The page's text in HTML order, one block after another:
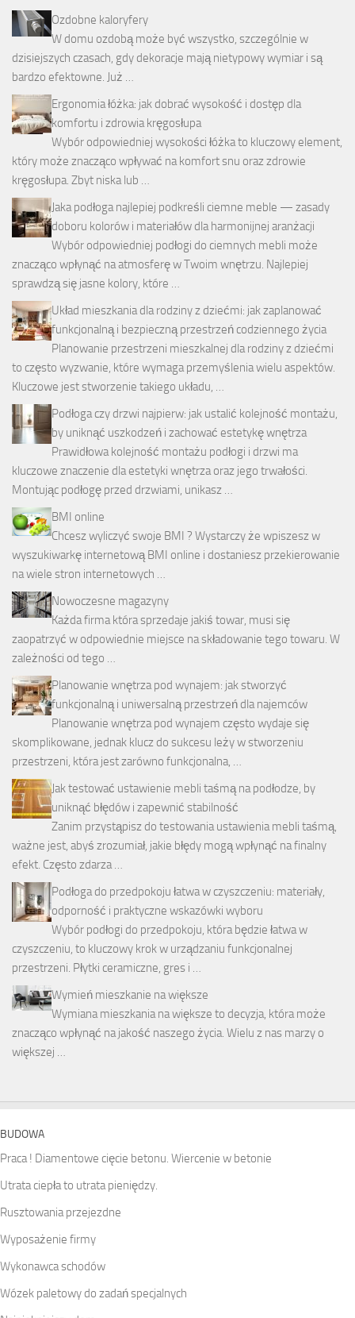
Ozdobne kaloryfery
W domu ozdobą może być wszystko, szczególnie w
dzisiejszych czasach, gdy dekoracje mają nietypowy wymiar i są
bardzo efektowne. Już …
Ergonomia łóżka: jak dobrać wysokość i dostęp dla
komfortu i zdrowia kręgosłupa
Wybór odpowiedniej wysokości łóżka to kluczowy element,
który może znacząco wpływać na komfort snu oraz zdrowie
kręgosłupa. Zbyt niska lub …
Jaka podłoga najlepiej podkreśli ciemne meble — zasady
doboru kolorów i materiałów dla harmonijnej aranżacji
Wybór odpowiedniej podłogi do ciemnych mebli może
znacząco wpłynąć na atmosferę w Twoim wnętrzu. Najlepiej
sprawdzą się jasne kolory, które …
Układ mieszkania dla rodziny z dziećmi: jak zaplanować
funkcjonalną i bezpieczną przestrzeń codziennego życia
Planowanie przestrzeni mieszkalnej dla rodziny z dziećmi
to często wyzwanie, które wymaga przemyślenia wielu aspektów.
Kluczowe jest stworzenie takiego układu, …
Podłoga czy drzwi najpierw: jak ustalić kolejność montażu,
by uniknąć uszkodzeń i zachować estetykę wnętrza
Prawidłowa kolejność montażu podłogi i drzwi ma
kluczowe znaczenie dla estetyki wnętrza oraz jego trwałości.
Montując podłogę przed drzwiami, unikasz …
BMI online
Chcesz wyliczyć swoje BMI ? Wystarczy że wpiszesz w
wyszukiwarkę internetową BMI online i dostaniesz przekierowanie
na wiele stron internetowych …
Nowoczesne magazyny
Każda firma która sprzedaje jakiś towar, musi się
zaopatrzyć w odpowiednie miejsce na składowanie tego towaru. W
zależności od tego …
Planowanie wnętrza pod wynajem: jak stworzyć
funkcjonalną i uniwersalną przestrzeń dla najemców
Planowanie wnętrza pod wynajem często wydaje się
skomplikowane, jednak klucz do sukcesu leży w stworzeniu
przestrzeni, która jest zarówno funkcjonalna, …
Jak testować ustawienie mebli taśmą na podłodze, by
uniknąć błędów i zapewnić stabilność
Zanim przystąpisz do testowania ustawienia mebli taśmą,
ważne jest, abyś zrozumiał, jakie błędy mogą wpłynąć na finalny
efekt. Często zdarza …
Podłoga do przedpokoju łatwa w czyszczeniu: materiały,
odporność i praktyczne wskazówki wyboru
Wybór podłogi do przedpokoju, która będzie łatwa w
czyszczeniu, to kluczowy krok w urządzaniu funkcjonalnej
przestrzeni. Płytki ceramiczne, gres i …
Wymień mieszkanie na większe
Wymiana mieszkania na większe to decyzja, która może
znacząco wpłynąć na jakość naszego życia. Wielu z nas marzy o
większej …
BUDOWA
Praca ! Diamentowe cięcie betonu. Wiercenie w betonie
Utrata ciepła to utrata pieniędzy.
Rusztowania przejezdne
Wyposażenie firmy
Wykonawca schodów
Wózek paletowy do zadań specjalnych